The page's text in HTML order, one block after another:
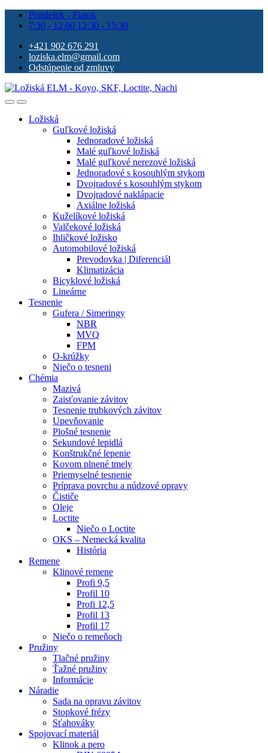
Pondelok - Piatok
7:30 - 12:00 12:30 - 15:30
+421 902 676 291
loziska.elm@gmail.com
Odstúpenie od zmluvy
Ložiská
Guľkové ložiská
Jednoradové ložiská
Malé guľkové ložiská
Malé guľkové nerezové ložiská
Jednoradové s kosouhlým stykom
Dvojradové s kosouhlým stykom
Dvojradové naklápacie
Axiálne ložiská
Kuželíkové ložiská
Valčekové ložiská
Ihličkové ložisko
Automobilové ložiská
Prevodovka | Diferenciál
Klimatizácia
Bicyklové ložiská
Lineárne
Tesnenie
Gufera / Simeringy
NBR
MVQ
FPM
O-krúžky
Niečo o tesneni
Chémia
Mazivá
Zaisťovanie závitov
Tesnenie trubkových závitov
Upevňovanie
Plošné tesnenie
Sekundové lepidlá
Konštrukčné lepenie
Kovom plnené tmely
Priemyselné tesnenie
Príprava povrchu a núdzové opravy
Čističe
Oleje
Loctite
Niečo o Loctite
OKS – Nemecká kvalita
História
Remene
Klinové remene
Profi 9,5
Profil 10
Profi 12,5
Profil 13
Profil 17
Niečo o remeňoch
Pružiny
Tlačné pružiny
Ťažné pružiny
Informácie
Náradie
Sada na opravu závitov
Stopkové frézy
Sťahováky
Spojovací materiál
Klinok a pero